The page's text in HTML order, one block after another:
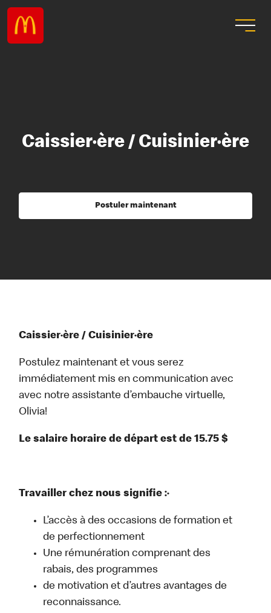
Caissier·ère / Cuisinier·ère
Postuler maintenant
Caissier·ère / Cuisinier·ère
Postulez maintenant et vous serez
immédiatement mis en communication avec
avec notre assistante d’embauche virtuelle,
Olivia!
Le salaire horaire de départ est de 15.75 $
Travailler chez nous signifie :·
L’accès à des occasions de formation et
de perfectionnement
Une rémunération comprenant des
rabais, des programmes
de motivation et d’autres avantages de
reconnaissance.